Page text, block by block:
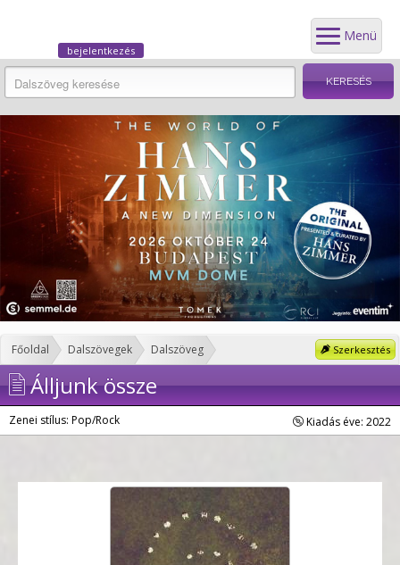
Menü
bejelentkezés
Szerkesztés
Főoldal Dalszövegek Dalszöveg
Álljunk össze
Zenei stílus: Pop/Rock Kiadás éve: 2022